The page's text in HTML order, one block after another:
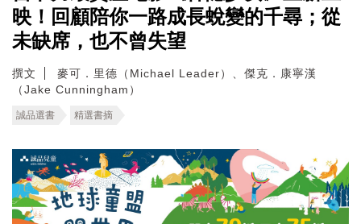
映！回顧陪你一路成長蛻變的千尋；從
未缺席，也不曾失望
撰文
麥可．里德（Michael Leader）、傑克．康寧漢
（Jake Cunningham）
誠品選書 精選書摘